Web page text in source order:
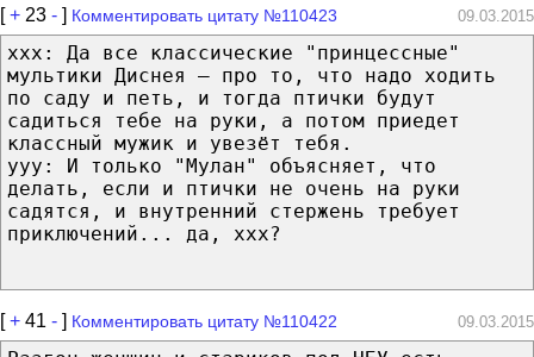
[+ 23 - ] Комментировать цитату №110423 09.03.2015
ххх: Да все классические "принцессные"
мультики Диснея — про то, что надо ходить
по саду и петь, и тогда птички будут
садиться тебе на руки, а потом приедет
классный мужик и увезёт тебя.
yyy: И только "Мулан" объясняет, что
делать, если и птички не очень на руки
садятся, и внутренний стержень требует
приключений... да, xxx?
[+ 41 - ] Комментировать цитату №110422 09.03.2015